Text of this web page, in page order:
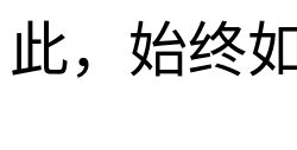
此，始终